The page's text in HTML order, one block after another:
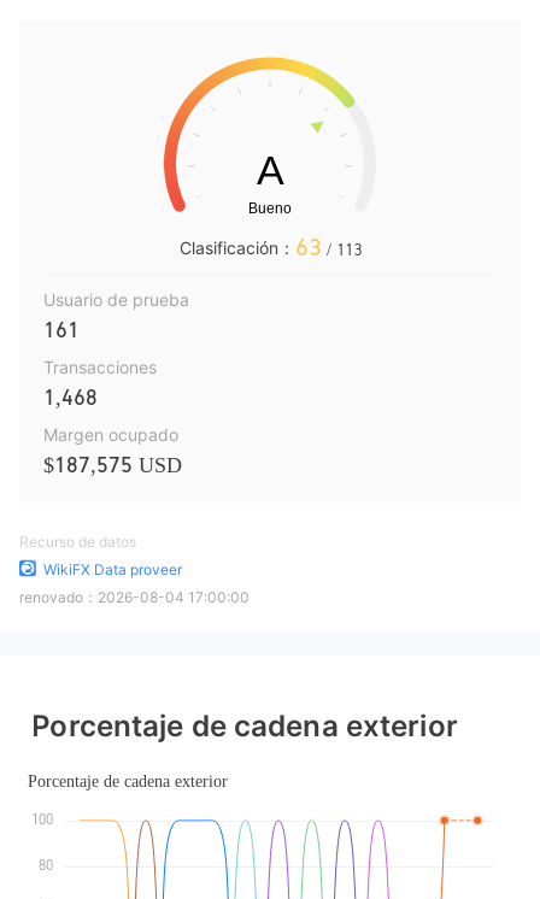
Clasificación： 63 / 113
Usuario de prueba
161
Transacciones
1,468
Margen ocupado
$187,575 USD
Recurso de datos
WikiFX Data proveer
renovado： 2026-08-04 17:00:00
Porcentaje de cadena exterior